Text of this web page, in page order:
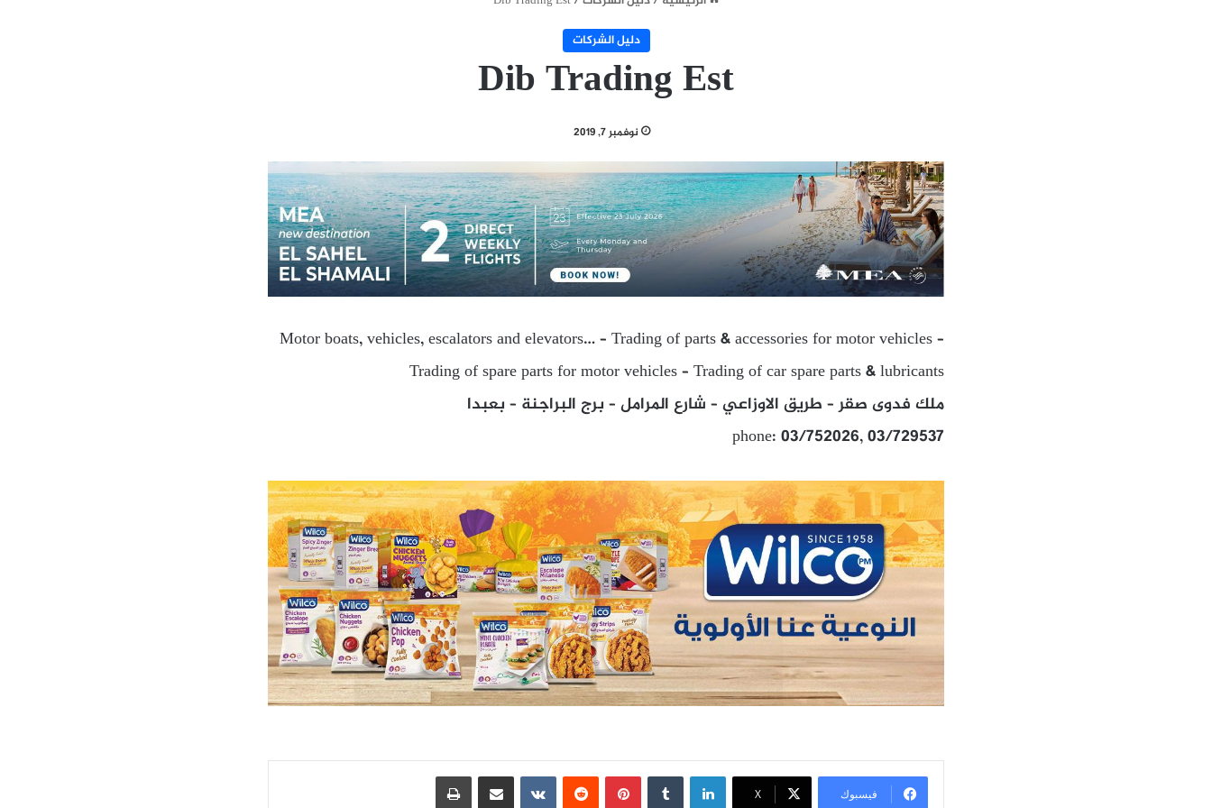
دليل الشركات
Dib Trading Est
نوفمبر 7, 2019
Motor boats, vehicles, escalators and elevators… – Trading of parts & accessories for motor vehicles –
Trading of spare parts for motor vehicles – Trading of car spare parts & lubricants
ملك فدوى صقر – طريق الاوزاعي – شارع المرامل – برج البراجنة – بعبدا
phone: 03/752026, 03/729537
فيسبوك X
لينكدإن بينتيريست مشاركة عبر البريد طباعة